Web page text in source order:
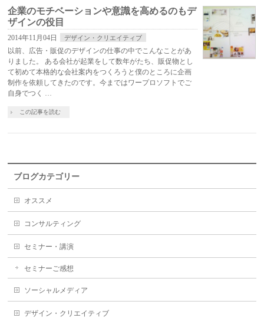
企業のモチベーションや意識を高めるのもデ
ザインの役目
2014年11月04日 デザイン・クリエイティブ
以前、広告・販促のデザインの仕事の中でこんなことがあ
りました。 ある会社が起業をして数年がたち、販促物とし
て初めて本格的な会社案内をつくろうと僕のところに企画
制作を依頼してきたのです。今まではワープロソフトでご
自身でつく …
この記事を読む
ブログカテゴリー
オススメ
コンサルティング
セミナー・講演
セミナーご感想
ソーシャルメディア
デザイン・クリエイティブ